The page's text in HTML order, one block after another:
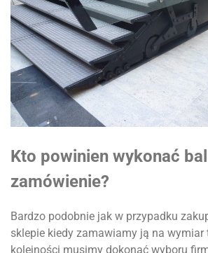
Kto powinien wykonać
zamówienie?
Bardzo podobnie jak w przypadku
sklepie kiedy zamawiamy ją na wymiar
kolejności musimy dokonać wyboru